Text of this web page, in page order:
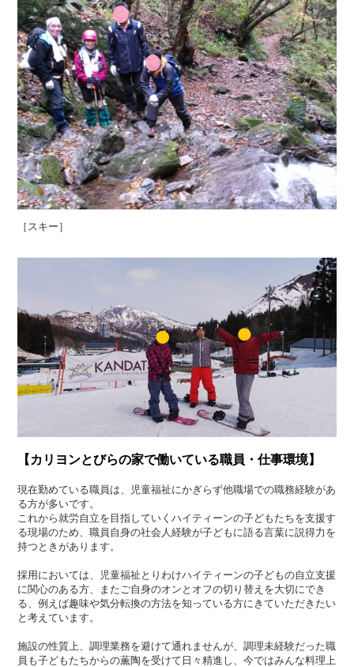
［スキー］
【カリヨンとびらの家で働いている職員・仕事環境】
現在勤めている職員は、児童福祉にかぎらず他職場での職務経験があ
る方が多いです。
これから就労自立を目指していくハイティーンの子どもたちを支援す
る現場のため、職員自身の社会人経験が子どもに語る言葉に説得力を
持つときがあります。
採用においては、児童福祉とりわけハイティーンの子どもの自立支援
に関心のある方、またご自身のオンとオフの切り替えを大切にでき
る、例えば趣味や気分転換の方法を知っている方にきていただきたい
と考えています。
施設の性質上、調理業務を避けて通れませんが、調理未経験だった職
員も子どもたちからの薫陶を受けて日々精進し、今ではみんな料理上